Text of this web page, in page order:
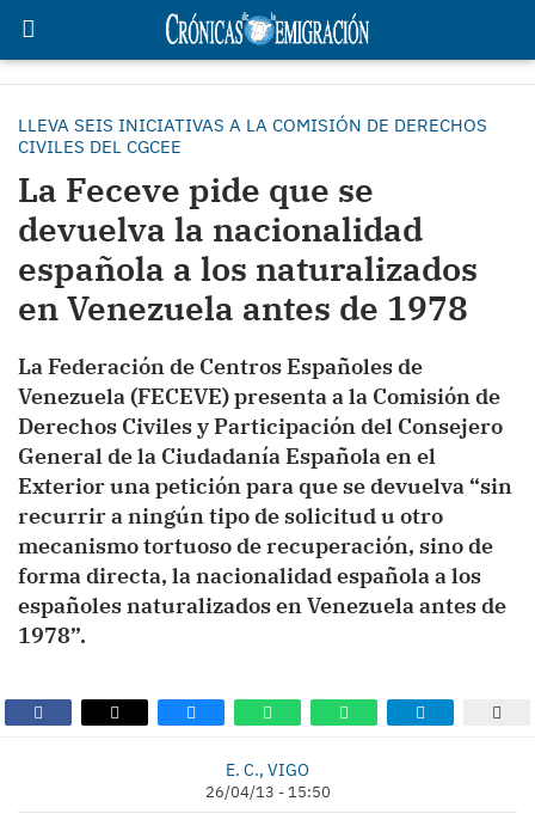
LLEVA SEIS INICIATIVAS A LA COMISIÓN DE DERECHOS
CIVILES DEL CGCEE
La Feceve pide que se
devuelva la nacionalidad
española a los naturalizados
en Venezuela antes de 1978
La Federación de Centros Españoles de
Venezuela (FECEVE) presenta a la Comisión de
Derechos Civiles y Participación del Consejero
General de la Ciudadanía Española en el
Exterior una petición para que se devuelva “sin
recurrir a ningún tipo de solicitud u otro
mecanismo tortuoso de recuperación, sino de
forma directa, la nacionalidad española a los
españoles naturalizados en Venezuela antes de
1978”.
E. C., VIGO
26/04/13 - 15:50